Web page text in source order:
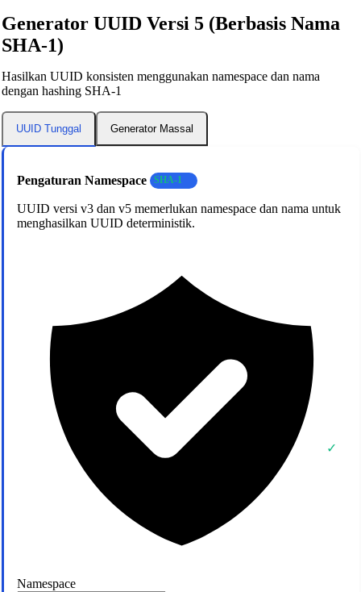
Generator UUID Versi 5 (Berbasis Nama
SHA-1)
Hasilkan UUID konsisten menggunakan namespace dan nama
dengan hashing SHA-1
UUID Tunggal Generator Massal
Pengaturan Namespace SHA-1
UUID versi v3 dan v5 memerlukan namespace dan nama untuk
menghasilkan UUID deterministik.
Namespace
✓